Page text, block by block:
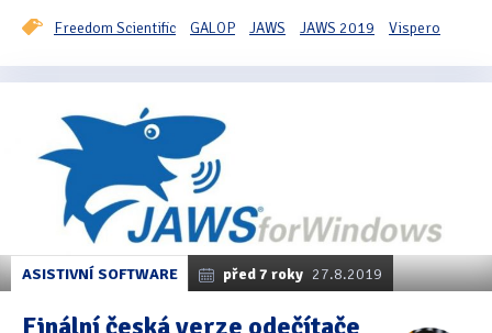
Freedom Scientific GALOP JAWS JAWS 2019 Vispero
ASISTIVNÍ SOFTWARE před 7 roky 27.8.2019
Finální česká verze odečítače